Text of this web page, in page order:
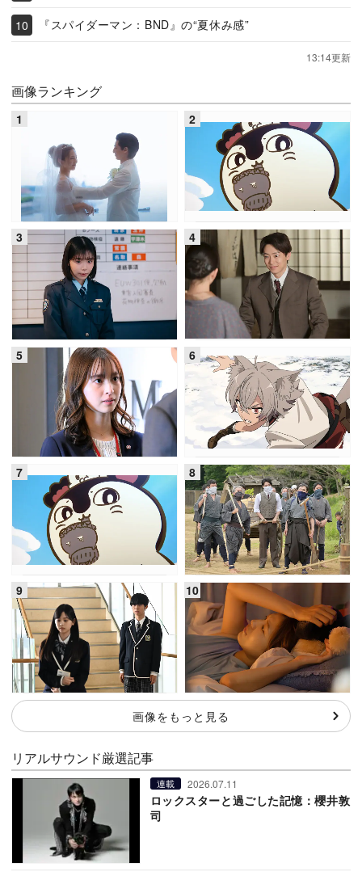
『スパイダーマン：BND』の“夏休み感”
13:14更新
画像ランキング
画像をもっと見る
リアルサウンド厳選記事
連載 2026.07.11
ロックスターと過ごした記憶：櫻井敦
司